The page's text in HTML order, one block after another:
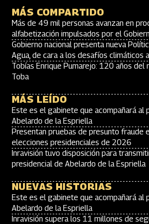
MÁS COMPARTIDO
Más de 49 mil personas avanzan en
alfabetización impulsados por el
Gobierno nacional presenta nueva
Agua, de cara a los desafíos climáticos
Tobías Enrique Pumarejo: 120 años del
Toba
MÁS LEÍDO
Este es el gabinete que acompañará al
Abelardo de la Espriella
Presentan pruebas de presunto fraude
elecciones presidenciales de 2026
Inravisión tuvo disposición para
presidencial de Abelardo de la Espriella
NUEVAS HISTORIAS
Este es el gabinete que acompañará al
Abelardo de la Espriella
Inravisión supera los 11 millones de